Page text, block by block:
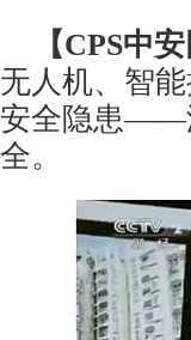
【CPS中安
无人机、智
安全隐患——
全。